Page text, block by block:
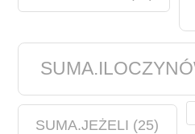
SUMA.JEŻELI (25)